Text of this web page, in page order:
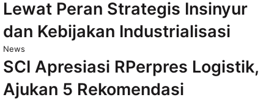
Lewat Peran Strategis Insinyur
dan Kebijakan Industrialisasi
News
SCI Apresiasi RPerpres Logistik,
Ajukan 5 Rekomendasi